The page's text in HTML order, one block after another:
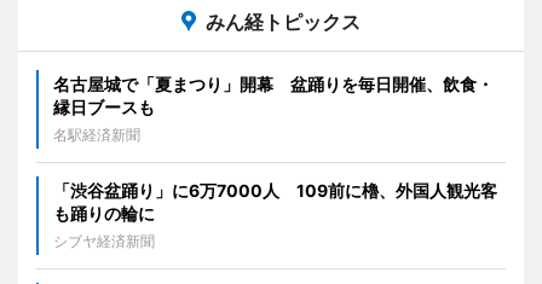
みん経トピックス
名古屋城で「夏まつり」開幕 盆踊りを毎日開催、飲食・
縁日ブースも
名駅経済新聞
「渋谷盆踊り」に6万7000人 109前に櫓、外国人観光客
も踊りの輪に
シブヤ経済新聞